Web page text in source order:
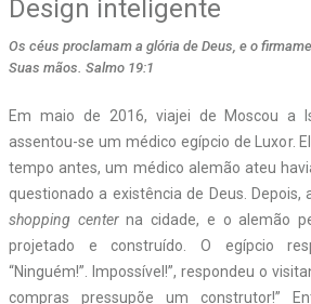
Design inteligente
Os céus proclamam a glória de Deus, e o
Suas mãos. Salmo 19:1
Em maio de 2016, viajei de Moscou a
assentou-se um médico egípcio de Luxor.
tempo antes, um médico alemão ateu
questionado a existência de Deus.
shopping centerna cidade, e o alemão
projetado e construído. O egípcio
“Ninguém!”. Impossível!”, respondeu o
compras pressupõe um construtor!”